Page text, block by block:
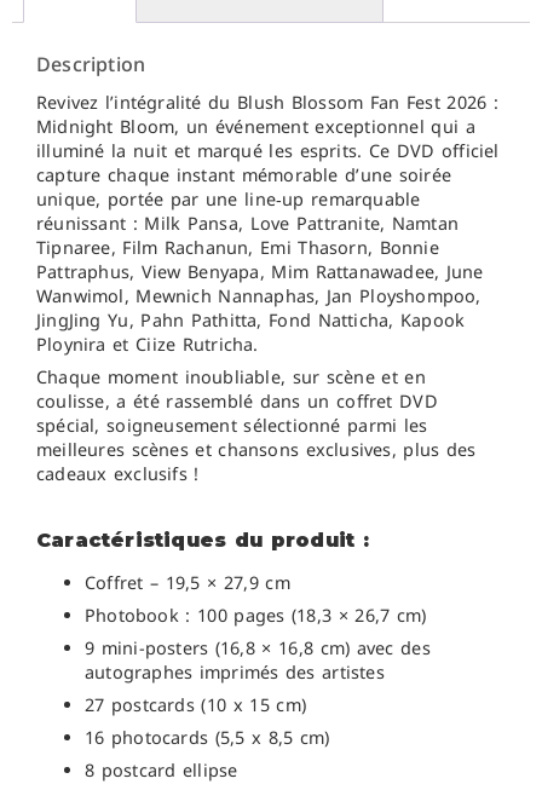
Description
Revivez l’intégralité du Blush Blossom Fan Fest 2026 :
Midnight Bloom, un événement exceptionnel qui a
illuminé la nuit et marqué les esprits. Ce DVD officiel
capture chaque instant mémorable d’une soirée
unique, portée par une line‑up remarquable
réunissant : Milk Pansa, Love Pattranite, Namtan
Tipnaree, Film Rachanun, Emi Thasorn, Bonnie
Pattraphus, View Benyapa, Mim Rattanawadee, June
Wanwimol, Mewnich Nannaphas, Jan Ployshompoo,
JingJing Yu, Pahn Pathitta, Fond Natticha, Kapook
Ploynira et Ciize Rutricha.
Chaque moment inoubliable, sur scène et en
coulisse, a été rassemblé dans un coffret DVD
spécial, soigneusement sélectionné parmi les
meilleures scènes et chansons exclusives, plus des
cadeaux exclusifs !
Caractéristiques du produit :
Coffret – 19,5 × 27,9 cm
Photobook : 100pages (18,3 × 26,7 cm)
9 mini-posters (16,8 × 16,8 cm) avec des
autographes imprimés des artistes
27 postcards(10 x 15 cm)
16 photocards (5,5 x 8,5 cm)
8 postcard ellipse